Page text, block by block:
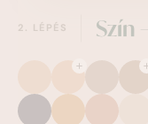
2. LÉPÉS Szín